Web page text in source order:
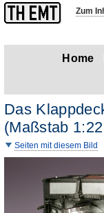
Zum
Home
Das
(Maßstab 1:
Seiten mit diesem Bild